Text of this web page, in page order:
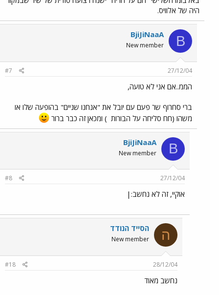
היה של אלוויס.
B
BjiJiNaaA
New member
27/12/04
#7
הממ..אם אני לא טועה,
ברי סחרוף שר פעם עם יובל את "אנחנו שניים" בהופעה שלו או
משהו (חח סליחה על הבורות ) ומכאן זה כבר ברור
B
BjiJiNaaA
New member
27/12/04
#8
אוקיי, זה לא נחשב:|
ה הסייד הנודד
New member
28/12/04
#18
נחשב מאוד